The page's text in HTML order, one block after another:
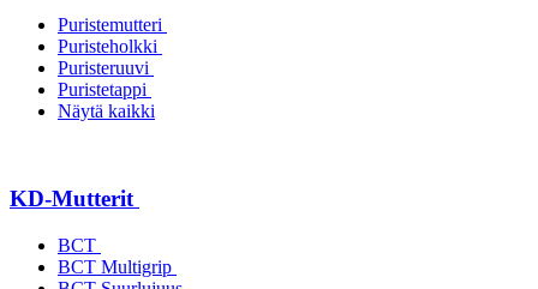
Puristemutteri
Puristeholkki
Puristeruuvi
Puristetappi
Näytä kaikki
KD-Mutterit
BCT
BCT Multigrip